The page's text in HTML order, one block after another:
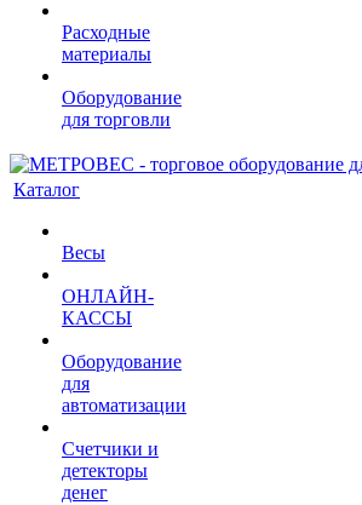
Расходные
материалы
Оборудование
для торговли
Каталог
Весы
ОНЛАЙН-
КАССЫ
Оборудование
для
автоматизации
Счетчики и
детекторы
денег